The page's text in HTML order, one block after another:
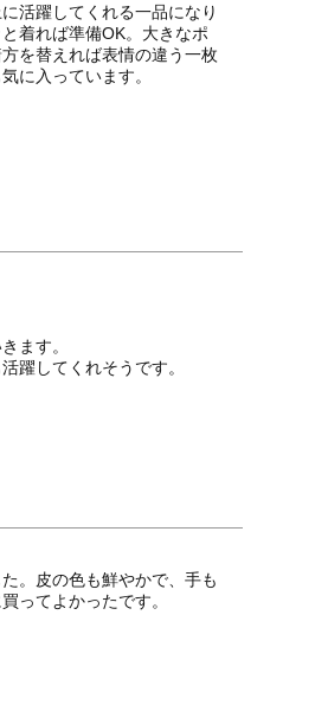
活躍してくれる一品になり
着れば準備OK。大きなポ
を替えれば表情の違う一枚
に入っています。
ます。
躍してくれそうです。
。皮の色も鮮やかで、手も
ってよかったです。